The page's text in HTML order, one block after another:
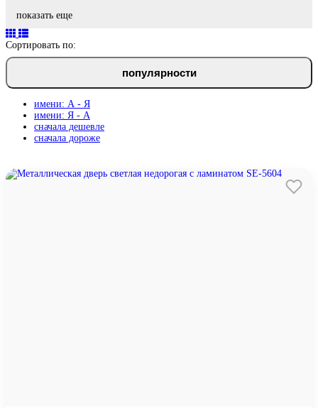
показать еще
Сортировать по:
популярности
имени: А - Я
имени: Я - А
сначала дешевле
сначала дороже